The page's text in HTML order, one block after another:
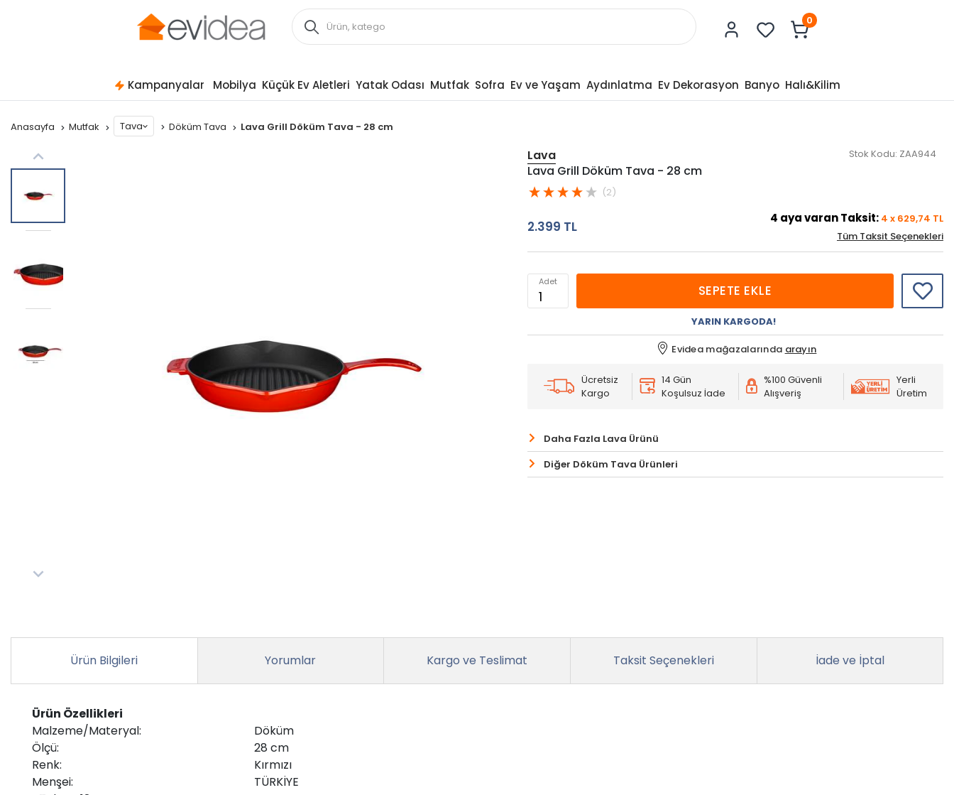
0
Kampanyalar Mobilya Küçük Ev Aletleri Yatak Odası Mutfak Sofra Ev ve Yaşam Aydınlatma Ev Dekorasyon Banyo Halı&Kilim
Anasayfa Mutfak Tava Döküm Tava Lava Grill Döküm Tava - 28 cm
Lava Stok Kodu: ZAA944
Lava Grill Döküm Tava - 28 cm
(2)
2.399 TL
4 aya varan Taksit: 4 x 629,74 TL
Tüm Taksit Seçenekleri
Adet
SEPETE EKLE
YARIN KARGODA!
Evidea mağazalarında arayın
Ücretsiz
Kargo
14 Gün
Koşulsuz İade
%100 Güvenli
Alışveriş
Yerli
Üretim
Daha Fazla Lava Ürünü
Diğer Döküm Tava Ürünleri
Ürün Bilgileri Yorumlar Kargo ve Teslimat Taksit Seçenekleri İade ve İptal
Ürün Özellikleri
Malzeme/Materyal:
Döküm
Ölçü:
28 cm
Renk:
Kırmızı
Menşei:
TÜRKİYE